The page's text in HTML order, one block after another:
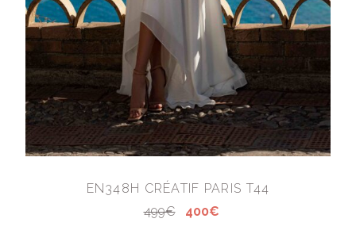
EN348H CRÉATIF PARIS T44
499€
400€